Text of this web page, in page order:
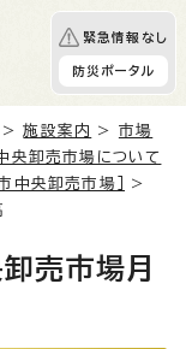
緊急情報なし
防災ポータル
>施設案内 > 市場
央卸売市場について
中央卸売市場］
>
売市場月